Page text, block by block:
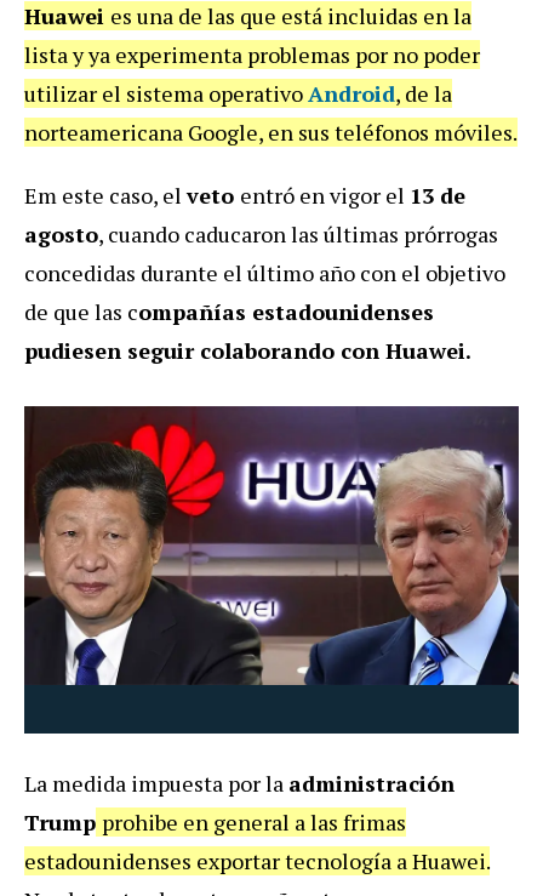
Huawei es una de las que está incluidas en la
lista y ya experimenta problemas por no poder
utilizar el sistema operativoAndroid, de la
norteamericana Google, en sus teléfonos móviles.
Em este caso, elveto entró en vigor el 13 de
agosto, cuando caducaron las últimas prórrogas
concedidas durante el último año con el objetivo
de que las compañías estadounidenses
pudiesen seguir colaborando con Huawei.
La medida impuesta por la administración
Trump prohibe en general a las frimas
estadounidenses exportar tecnología a Huawei.